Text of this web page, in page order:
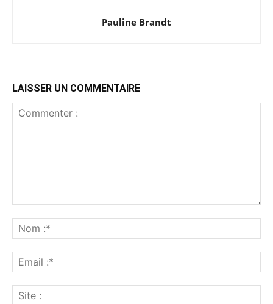
Pauline Brandt
LAISSER UN COMMENTAIRE